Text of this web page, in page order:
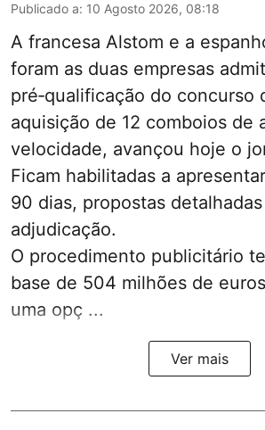
Publicado a: 10 Agosto 2026, 08:18
A francesa Alstom e a
foram as duas empresas
pré‑qualificação do concurso
aquisição de 12 comboios de
velocidade, avançou hoje o
Ficam habilitadas a
90 dias, propostas
adjudicação.
O procedimento publicitário
base de 504 milhões de
uma opç ...
Ver mais